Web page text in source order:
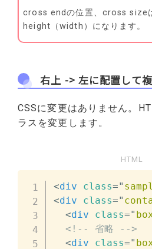
cross endの位置、cross size
height（width）になります。
右上 -> 左に配置して
CSSに変更はありません。
ラスを変更します。
HTML
<div class="
<div class="
<div class="
<!-- 省略 -->
<div class="